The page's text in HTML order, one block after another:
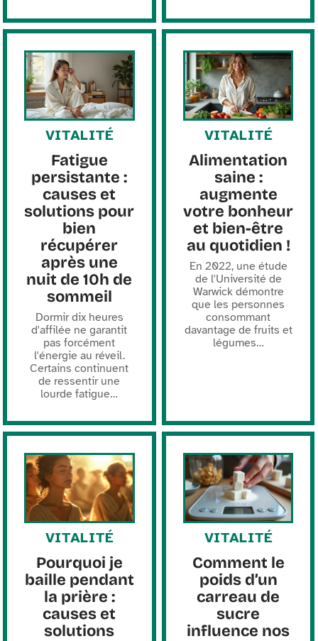
VITALITÉ
Fatigue
persistante :
causes et
solutions pour
bien
récupérer
après une
nuit de 10h de
sommeil
Dormir dix heures
d'affilée ne garantit
pas forcément
l'énergie au réveil.
Certains continuent
de ressentir une
lourde fatigue…
VITALITÉ
Alimentation
saine :
augmente
votre bonheur
et bien-être
au quotidien !
En 2022, une étude
de l'Université de
Warwick démontre
que les personnes
consommant
davantage de fruits et
légumes…
VITALITÉ
Pourquoi je
baille pendant
la prière :
causes et
solutions
VITALITÉ
Comment le
poids d’un
carreau de
sucre
influence nos